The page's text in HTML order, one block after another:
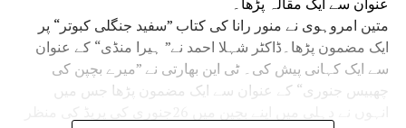
عنوان سے ایک مقالہ پڑھا۔
متین امروہوی نے منور رانا کی کتاب ”سفید جنگلی کبوتر“ پر
ایک مضمون پڑھا۔ڈاکٹر شہلا احمد نے” ہیرا منڈی“ کے عنوان
سے ایک کہانی پیش کی۔ ٹی این بھارتی نے ”میرے بچپن کی
چھبیس جنوری“ کے عنوان سے ایک مضمون پڑھا جس میں